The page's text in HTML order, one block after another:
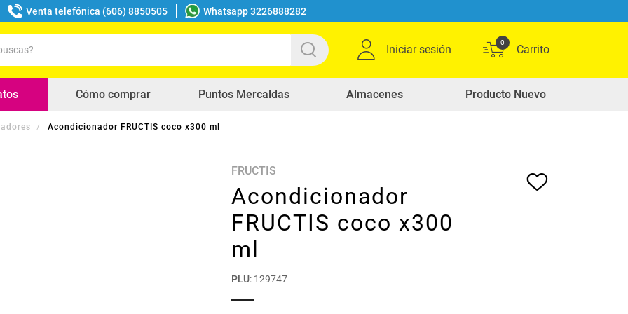
Venta telefónica (606) 8850505 Whatsapp 3226888282
Iniciar sesión
0
Cómo comprar Puntos Mercaldas Almacenes Producto Nuevo
Acondicionador FRUCTIS coco x300 ml
FRUCTIS
Acondicionador
FRUCTIS coco x300
ml
PLU: 129747
buscados